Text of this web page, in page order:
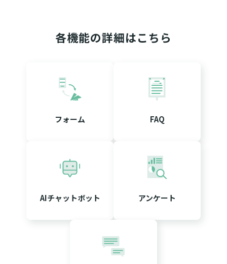
各機能の詳細はこちら
フォーム FAQ
AIチャットボット アンケート